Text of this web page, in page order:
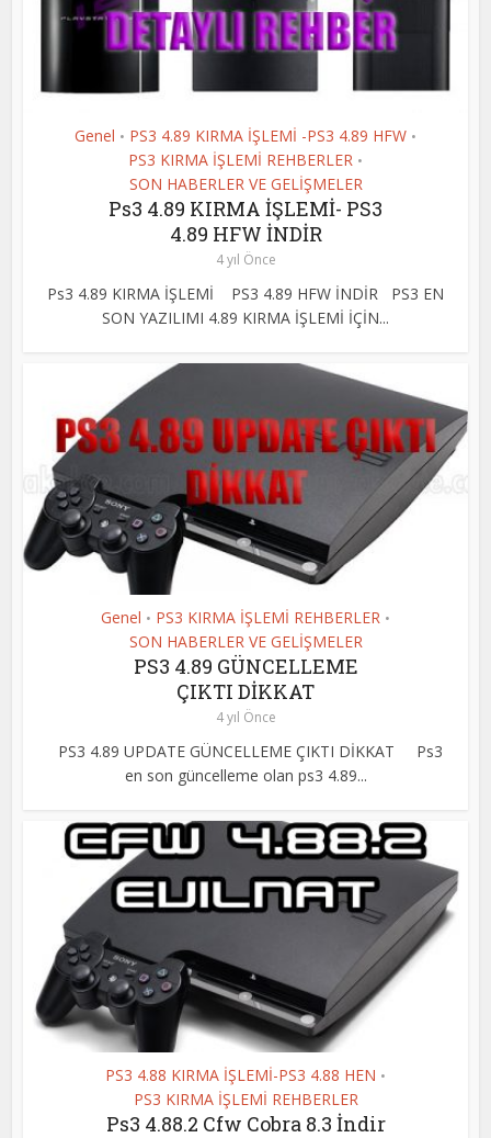
Genel • PS3 4.89 KIRMA İŞLEMİ -PS3 4.89 HFW •
PS3 KIRMA İŞLEMİ REHBERLER •
SON HABERLER VE GELİŞMELER
Ps3 4.89 KIRMA İŞLEMİ- PS3
4.89 HFW İNDİR
4 yıl Önce
Ps3 4.89 KIRMA İŞLEMİ PS3 4.89 HFW İNDİR PS3 EN
SON YAZILIMI 4.89 KIRMA İŞLEMİ İÇİN...
Genel • PS3 KIRMA İŞLEMİ REHBERLER •
SON HABERLER VE GELİŞMELER
PS3 4.89 GÜNCELLEME
ÇIKTI DİKKAT
4 yıl Önce
PS3 4.89 UPDATE GÜNCELLEME ÇIKTI DİKKAT Ps3
en son güncelleme olan ps3 4.89...
PS3 4.88 KIRMA İŞLEMİ-PS3 4.88 HEN •
PS3 KIRMA İŞLEMİ REHBERLER
Ps3 4.88.2 Cfw Cobra 8.3 İndir